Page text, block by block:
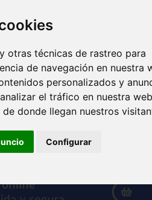
otras técnicas de rastreo para
de navegación en nuestra
personalizados y
el tráfico en nuestra
donde llegan nuestros
Configurar